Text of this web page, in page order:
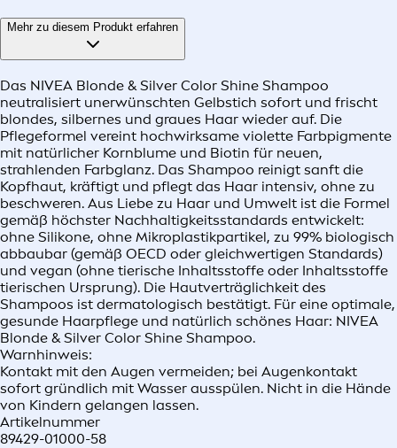
Mehr zu diesem Produkt erfahren
Das NIVEA Blonde & Silver Color Shine Shampoo
neutralisiert unerwünschten Gelbstich sofort und frischt
blondes, silbernes und graues Haar wieder auf. Die
Pflegeformel vereint hochwirksame violette Farbpigmente
mit natürlicher Kornblume und Biotin für neuen,
strahlenden Farbglanz. Das Shampoo reinigt sanft die
Kopfhaut, kräftigt und pflegt das Haar intensiv, ohne zu
beschweren. Aus Liebe zu Haar und Umwelt ist die Formel
gemäß höchster Nachhaltigkeitsstandards entwickelt:
ohne Silikone, ohne Mikroplastikpartikel, zu 99% biologisch
abbaubar (gemäß OECD oder gleichwertigen Standards)
und vegan (ohne tierische Inhaltsstoffe oder Inhaltsstoffe
tierischen Ursprung). Die Hautverträglichkeit des
Shampoos ist dermatologisch bestätigt. Für eine optimale,
gesunde Haarpflege und natürlich schönes Haar: NIVEA
Blonde & Silver Color Shine Shampoo.
Warnhinweis:
Kontakt mit den Augen vermeiden; bei Augenkontakt
sofort gründlich mit Wasser ausspülen. Nicht in die Hände
von Kindern gelangen lassen.
Artikelnummer
89429-01000-58